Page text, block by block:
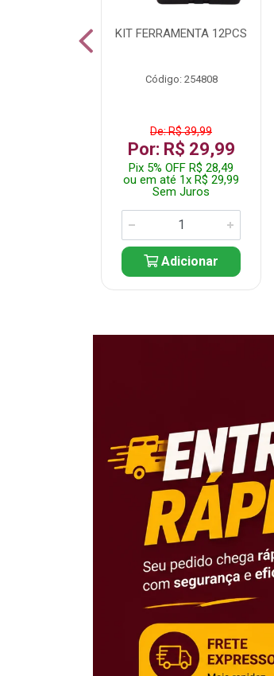
KIT FERRAMENTA 12PCS
Código: 254808
De: R$ 39,99
Por: R$ 29,99
Pix 5% OFF R$ 28,49
ou em até 1x R$ 29,99
Sem Juros
Adicionar